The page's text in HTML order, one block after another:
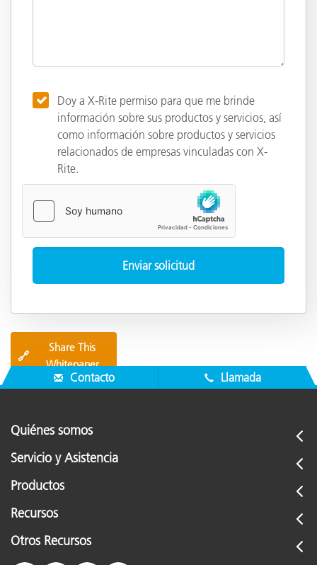
Doy a X-Rite permiso para que me brinde
información sobre sus productos y servicios, así
como información sobre productos y servicios
relacionados de empresas vinculadas con X-
Rite.
🔗
Share This
Whitepaper
Contacto Llamada
Quiénes somos
Servicio y Asistencia
Productos
Recursos
Otros Recursos